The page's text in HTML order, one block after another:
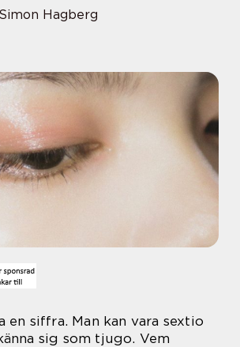
Simon Hagberg
en siffra. Man kan vara sextio
sig som tjugo. Vem